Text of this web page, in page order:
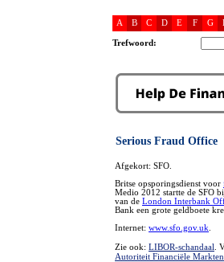
A B C D E F G
Trefwoord:
Serious Fraud Office
Afgekort: SFO.
Britse opsporingsdienst voor
Medio 2012 startte de SFO
van de London Interbank
Bank een grote geldboete
Internet: www.sfo.gov.uk
Zie ook: LIBOR-schandaal .
Autoriteit Financiële Markten